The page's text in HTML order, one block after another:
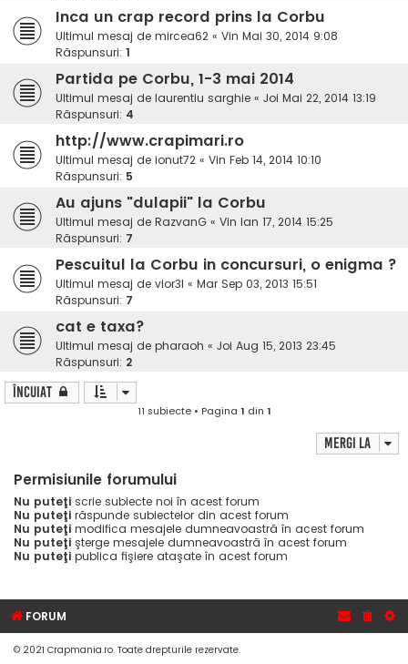
Inca un crap record prins la Corbu
Ultimul mesaj de mircea62 « Vin Mai 30, 2014 9:08
Răspunsuri: 1
Partida pe Corbu, 1-3 mai 2014
Ultimul mesaj de laurentiu sarghie « Joi Mai 22, 2014 13:19
Răspunsuri: 4
http://www.crapimari.ro
Ultimul mesaj de ionut72 « Vin Feb 14, 2014 10:10
Răspunsuri: 5
Au ajuns "dulapii" la Corbu
Ultimul mesaj de RazvanG « Vin Ian 17, 2014 15:25
Răspunsuri: 7
Pescuitul la Corbu in concursuri, o enigma ?
Ultimul mesaj de vior3l « Mar Sep 03, 2013 15:51
Răspunsuri: 7
cat e taxa?
Ultimul mesaj de pharaoh « Joi Aug 15, 2013 23:45
Răspunsuri: 2
Încuiat
11 subiecte • Pagina 1 din 1
Mergi la
Permisiunile forumului
Nu puteţi scrie subiecte noi în acest forum
Nu puteţi răspunde subiectelor din acest forum
Nu puteţi modifica mesajele dumneavoastră în acest forum
Nu puteţi şterge mesajele dumneavoastră în acest forum
Nu puteţi publica fişiere ataşate în acest forum
FORUM
© 2021 Crapmania.ro. Toate drepturile rezervate.